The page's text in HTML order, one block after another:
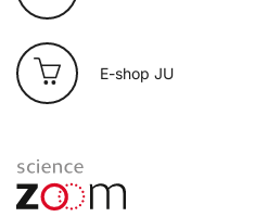
E-shop JU